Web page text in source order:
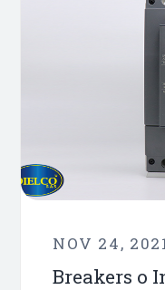
NOV 24,
Breakers o